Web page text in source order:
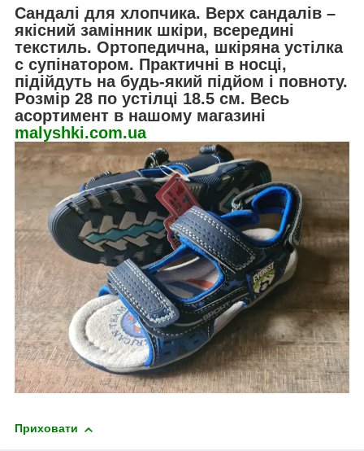
Сандалі для хлопчика. Верх сандалів –
якісний замінник шкіри, всередині
текстиль. Ортопедична, шкіряна устілка
с супінатором. Практичні в носці,
підійдуть на будь-який підйом і повноту.
Розмір 28 по устілці 18.5 см. Весь
асортимент в нашому магазині
malyshki.com.ua
Приховати